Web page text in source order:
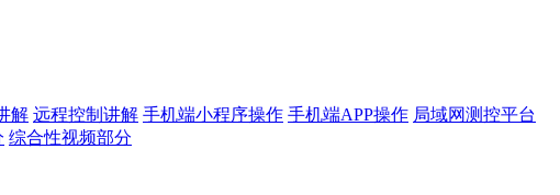
解 远程控制讲解 手机端小程序操作 手机端APP操作 局域网测控平台
综合性视频部分